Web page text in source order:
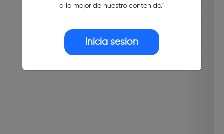
a lo mejor de nuestro contenido."
Inicia sesión